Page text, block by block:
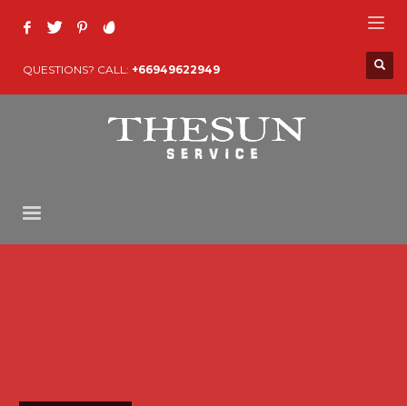
QUESTIONS? CALL: +66949622949